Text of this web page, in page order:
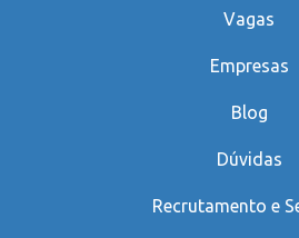
Vagas
Empresas
Blog
Dúvidas
Recrutamento e